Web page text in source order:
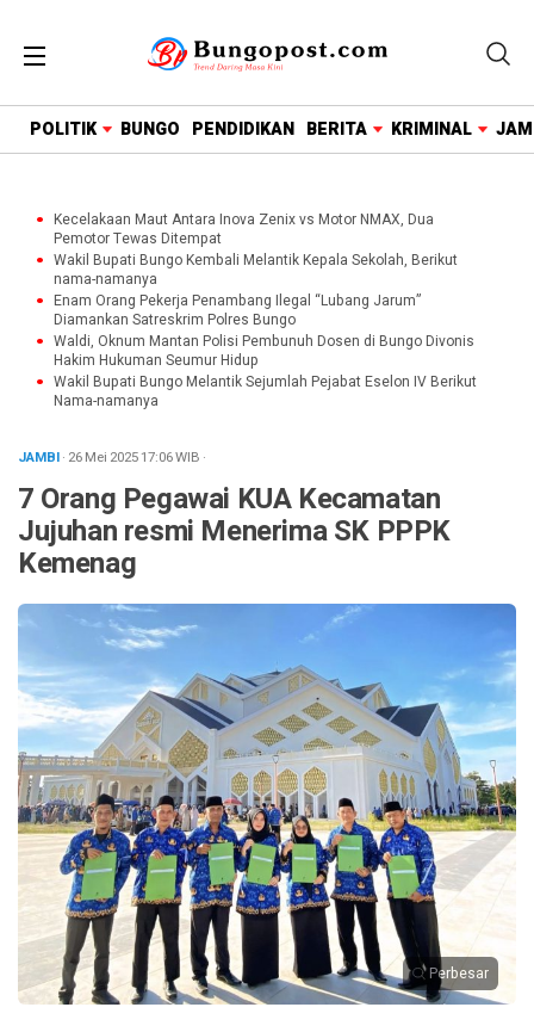
f08c47fec0942fa0
POLITIK BUNGO PENDIDIKAN BERITA KRIMINAL
Kecelakaan Maut Antara Inova Zenix vs Motor NMAX, Dua
Pemotor Tewas Ditempat
Wakil Bupati Bungo Kembali Melantik Kepala Sekolah, Berikut
nama-namanya
Enam Orang Pekerja Penambang Ilegal “Lubang Jarum”
Diamankan Satreskrim Polres Bungo
Waldi, Oknum Mantan Polisi Pembunuh Dosen di Bungo Divonis
Hakim Hukuman Seumur Hidup
Wakil Bupati Bungo Melantik Sejumlah Pejabat Eselon IV Berikut
Nama-namanya
JAMBI· 26 Mei 202517:06WIB ·
7 Orang Pegawai KUA Kecamatan
Jujuhan resmi Menerima SK PPPK
Kemenag
Perbesar